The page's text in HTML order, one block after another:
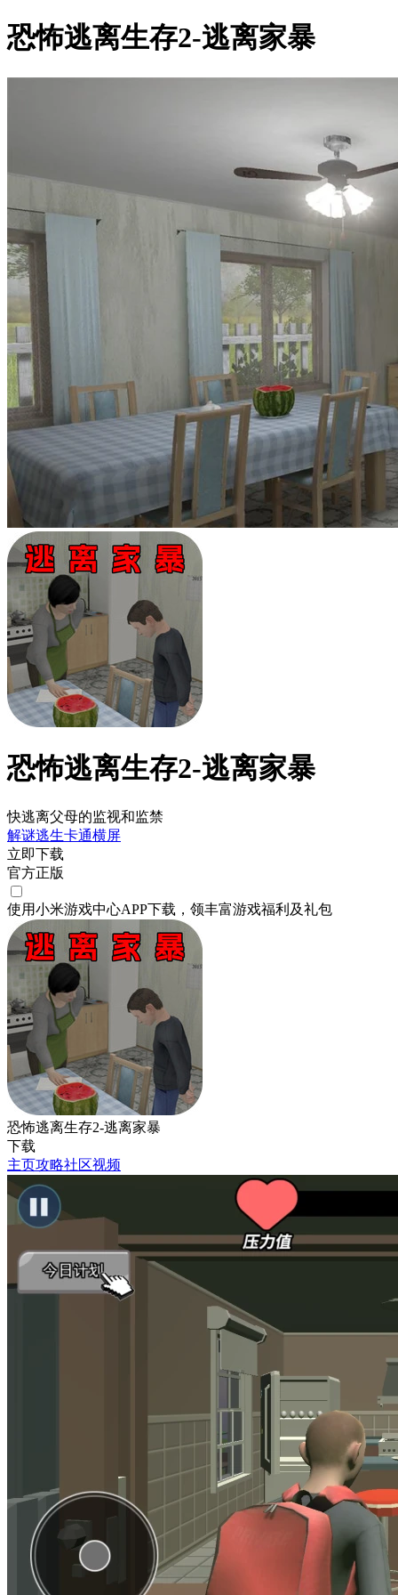
恐怖逃离生存2-逃离家暴
恐怖逃离生存2-逃离家暴
快逃离父母的监视和监禁
解谜逃生卡通横屏
立即下载
官方正版
使用小米游戏中心APP下载 ，领丰富游戏福利 及礼包
恐怖逃离生存2-逃离家暴
下载
主页攻略社区视频